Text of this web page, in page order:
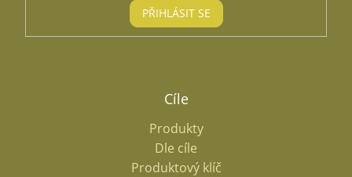
PŘIHLÁSIT SE
Cíle
Produkty
Dle cíle
Produktový klíč